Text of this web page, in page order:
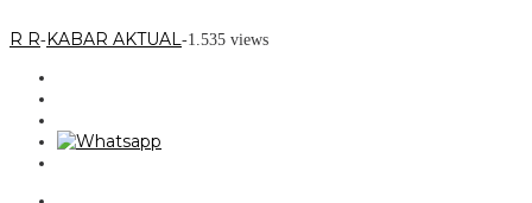
R R-KABAR AKTUAL-1.535 views